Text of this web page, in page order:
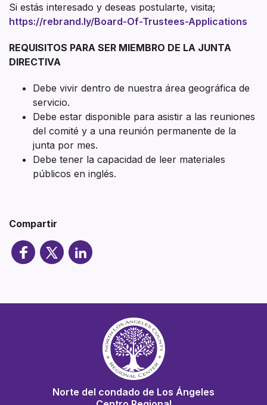
Si estás interesado y deseas postularte, visita;
https://rebrand.ly/Board-Of-Trustees-Applications
REQUISITOS PARA SER MIEMBRO DE LA JUNTA
DIRECTIVA
Debe vivir dentro de nuestra área geográfica de
servicio.
Debe estar disponible para asistir a las reuniones
del comité y a una reunión permanente de la
junta por mes.
Debe tener la capacidad de leer materiales
públicos en inglés.
Compartir
Norte del condado de Los Ángeles